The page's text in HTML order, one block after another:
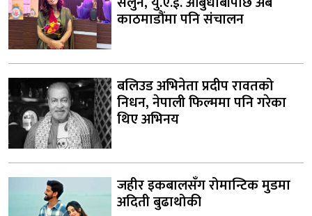
काठमाडौंमा पनि संचालन
बलिउड अभिनेता प्रदीप रावतको
निधन, नेपाली फिल्ममा पनि गरेका
थिए अभिनय
जहीर इकबालसँग रोमान्टिक मुडमा
अदिती बुढाथोकी